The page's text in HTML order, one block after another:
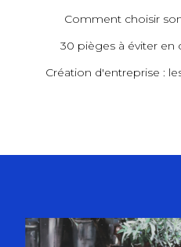
Comment choisir
30 pièges à éviter en
Création d'entreprise :